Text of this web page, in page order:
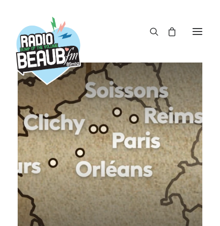
ACTUS
REPLAY
ÉMISSIONS
BOUTIQUE